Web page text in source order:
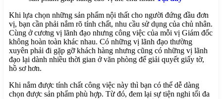
Nội Thất Phòng Ngủ
Thiết Kế Nội Thất Gia Đình
Dự án
Tin tức
Liên hệ
Search
Menu
Khi lựa chọn những sản phẩm nội thất cho người đứng đầu đơn
vị, bạn cần phải nắm rõ tính chất, nhu cầu sử dụng của chủ nhân.
Cùng ở cương vị lãnh đạo nhưng công việc của mỗi vị Giám đốc
không hoàn toàn khác nhau. Có những vị lãnh đạo thường
xuyên phải đi gặp gỡ khách hàng nhưng cũng có những vị lãnh
đạo lại dành nhiều thời gian ở văn phòng để giải quyết giấy tờ,
hồ sơ hơn.
Khi nắm được tính chất công việc này thì bạn có thể dễ dàng
chọn được sản phẩm phù hợp. Từ đó, đem lại sự tiện nghi tối đa